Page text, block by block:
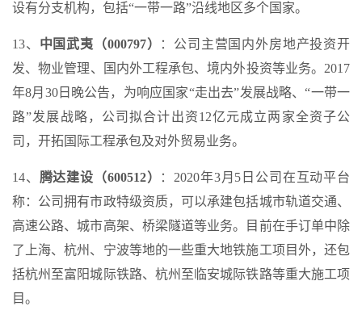
设有分支机构，包括“一带一路”沿线地区多个国家。
13、 中国武夷（000797）
：公司主营国内外房地产投资开
发、物业管理、国内外工程承包、境内外投资等业务。2017
年8月30日晚公告，为响应国家“走出去”发展战略、“一带一
路”发展战略，公司拟合计出资12亿元成立两家全资子公
司，开拓国际工程承包及对外贸易业务。
14、 腾达建设（600512）
：2020年3月5日公司在互动平台
称：公司拥有市政特级资质，可以承建包括城市轨道交通、
高速公路、城市高架、桥梁隧道等业务。目前在手订单中除
了上海、杭州、宁波等地的一些重大地铁施工项目外，还包
括杭州至富阳城际铁路、杭州至临安城际铁路等重大施工项
目。